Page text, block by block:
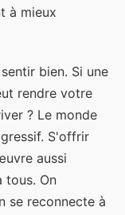
à mieux
bien. Si une
rendre votre
? Le monde
S'offrir
aussi
tous. On
se reconnecte à